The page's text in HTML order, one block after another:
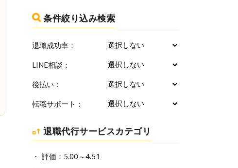
条件絞り込み検索
退職成功率：
LINE相談：
後払い：
転職サポート：
退職代行サービスカテゴリ
評価：5.00～4.51